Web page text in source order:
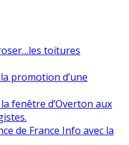
toitures
promotion d’une
fenêtre d’Overton aux
de France Info avec la